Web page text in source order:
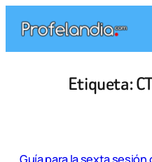
contenido
Etiqueta: